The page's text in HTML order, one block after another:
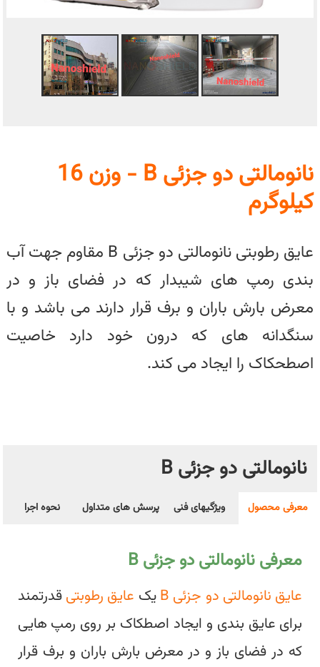
نانومالتی دو جزئی B - وزن 16
کیلوگرم
عایق رطوبتی نانومالتی دو جزئی B مقاوم جهت آب
بندی رمپ های شیبدار که در فضای باز و در
معرض بارش باران و برف قرار دارند می باشد و با
سنگدانه های که درون خود دارد خاصیت
اصطحکاک را ایجاد می کند.
نانومالتی دو جزئی B
معرفی محصول ویژگیهای فنی پرسش های متداول نحوه اجرا
معرفی نانومالتی دو جزئی B
عایق نانومالتی دو جزئی B یک عایق رطوبتیقدرتمند
برای عایق بندی و ایجاد اصطکاک بر روی رمپ هایی
که در فضای باز و در معرض بارش باران و برف قرار